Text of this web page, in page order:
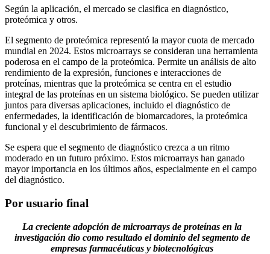
Según la aplicación, el mercado se clasifica en diagnóstico,
proteómica y otros.
El segmento de proteómica representó la mayor cuota de mercado
mundial en 2024. Estos microarrays se consideran una herramienta
poderosa en el campo de la proteómica. Permite un análisis de alto
rendimiento de la expresión, funciones e interacciones de
proteínas, mientras que la proteómica se centra en el estudio
integral de las proteínas en un sistema biológico. Se pueden utilizar
juntos para diversas aplicaciones, incluido el diagnóstico de
enfermedades, la identificación de biomarcadores, la proteómica
funcional y el descubrimiento de fármacos.
Se espera que el segmento de diagnóstico crezca a un ritmo
moderado en un futuro próximo. Estos microarrays han ganado
mayor importancia en los últimos años, especialmente en el campo
del diagnóstico.
Por usuario final
La creciente adopción de microarrays de proteínas en la
investigación dio como resultado el dominio del segmento de
empresas farmacéuticas y biotecnológicas